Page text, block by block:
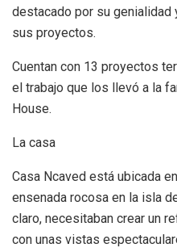
destacado por su genialidad
sus proyectos.
Cuentan con 13 proyectos
el trabajo que los llevó a la
House.
La casa
Casa Ncaved está ubicada
ensenada rocosa en la isla
claro, necesitaban crear un
con unas vistas